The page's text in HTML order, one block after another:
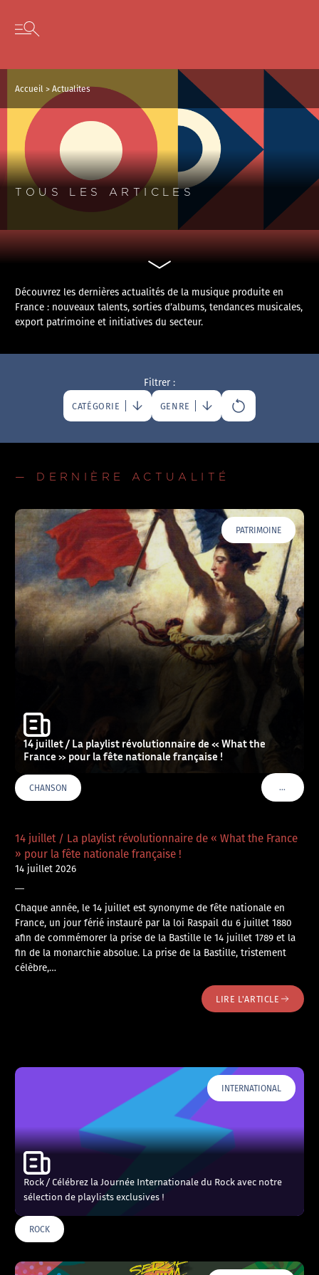
Skip to content
Open secondary menu
Accueil >Actualites
TOUS LES ARTICLES
Découvrez les dernières actualités de la musique produite en
France : nouveaux talents, sorties d’albums, tendances musicales,
export patrimoine et initiatives du secteur.
Filtrer :
CATÉGORIE GENRE
— DERNIÈRE ACTUALITÉ
PATRIMOINE
14 juillet / La playlist révolutionnaire de « What the
France » pour la fête nationale française !
CHANSON …VOIR
14 juillet / La playlist révolutionnaire de « What the France
» pour la fête nationale française !
14 juillet 2026
—
Chaque année, le 14 juillet est synonyme de fête nationale en
France, un jour férié instauré par la loi Raspail du 6 juillet 1880
afin de commémorer la prise de la Bastille le 14 juillet 1789 et la
fin de la monarchie absolue. La prise de la Bastille, tristement
célèbre,…
LIRE L'ARTICLE
INTERNATIONAL
Rock / Célébrez la Journée Internationale du Rock avec notre
sélection de playlists exclusives !
ROCK